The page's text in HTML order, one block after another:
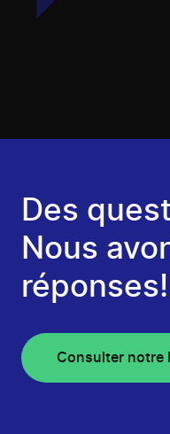
Des
Nous
réponses!
Consulter notre